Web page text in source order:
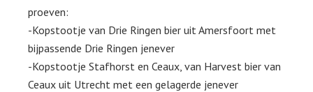
proeven:
-Kopstootje van Drie Ringen bier uit Amersfoort met
bijpassende Drie Ringen jenever
-Kopstootje Stafhorst en Ceaux, van Harvest bier van
Ceaux uit Utrecht met een gelagerde jenever